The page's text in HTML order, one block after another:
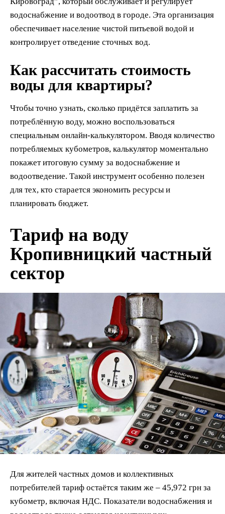
водоснабжение и водоотвод в городе. Эта организация
обеспечивает население чистой питьевой водой и
контролирует отведение сточных вод.
Как рассчитать стоимость
воды для квартиры?
Чтобы точно узнать, сколько придётся заплатить за
потреблённую воду, можно воспользоваться
специальным онлайн-калькулятором. Вводя количество
потребляемых кубометров, калькулятор моментально
покажет итоговую сумму за водоснабжение и
водоотведение. Такой инструмент особенно полезен
для тех, кто старается экономить ресурсы и
планировать бюджет.
Тариф на воду
Кропивницкий частный
сектор
Для жителей частных домов и коллективных
потребителей тариф остаётся таким же – 45,972 грн за
кубометр, включая НДС. Показатели водоснабжения и